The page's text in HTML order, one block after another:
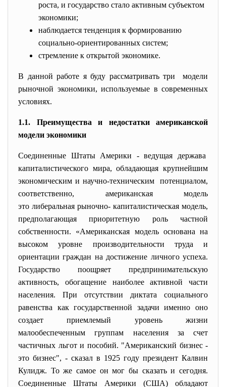
роста, и государство стало активным субъектом
экономики;
наблюдается тенденция к формированию
социально-ориентированных систем;
стремление к открытой экономике.
В данной работе я буду рассматривать три модели
рыночной экономики, используемые в современных
условиях.
1.1. Преимущества и недостатки американской
модели экономики
Соединенные Штаты Америки - ведущая держава
капиталистического мира, обладающая крупнейшим
экономическим и научно-техническим потенциалом,
соответственно, американская модель
это либеральная рыночно- капиталистическая модель,
предполагающая приоритетную роль частной
собственности. «Американская модель основана на
высоком уровне производительности труда и
ориентации граждан на достижение личного успеха.
Государство поощряет предпринимательскую
активность, обогащение наиболее активной части
населения. При отсутствии диктата социального
равенства как государственной задачи именно оно
создает приемлемый уровень жизни
малообеспеченным группам населения за счет
частичных льгот и пособий. "Американский бизнес -
это бизнес", - сказал в 1925 году президент Калвин
Кулидж. То же самое он мог бы сказать и сегодня.
Соединенные Штаты Америки (США) обладают